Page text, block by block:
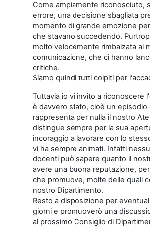
Come ampiamente riconosciuto,
errore, una decisione sbagliata
momento di grande emozione
che stavano succedendo.
molto velocemente rimbalzata ai
comunicazione, che ci hanno
critiche.
Siamo quindi tutti colpiti per
Tuttavia io vi invito a riconoscere
è davvero stato, cioè un episodio
rappresenta per nulla il nostro
distingue sempre per la sua
incoraggio a lavorare con lo
vi ha sempre animati. Infatti
docenti può sapere quanto il
avere una buona reputazione,
che promuove, molte delle quali
nostro Dipartimento.
Resto a disposizione per
giorni e promuoverò una
al prossimo Consiglio di